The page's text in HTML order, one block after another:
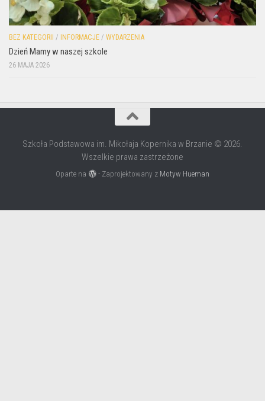
BEZ KATEGORII / INFORMACJE / WYDARZENIA
Dzień Mamy w naszej szkole
26 MAJA 2026
Szkoła Podstawowa im. Mikołaja Kopernika w Brzanie © 2026.
Wszelkie prawa zastrzeżone
Oparte na - Zaprojektowany z Motyw Hueman